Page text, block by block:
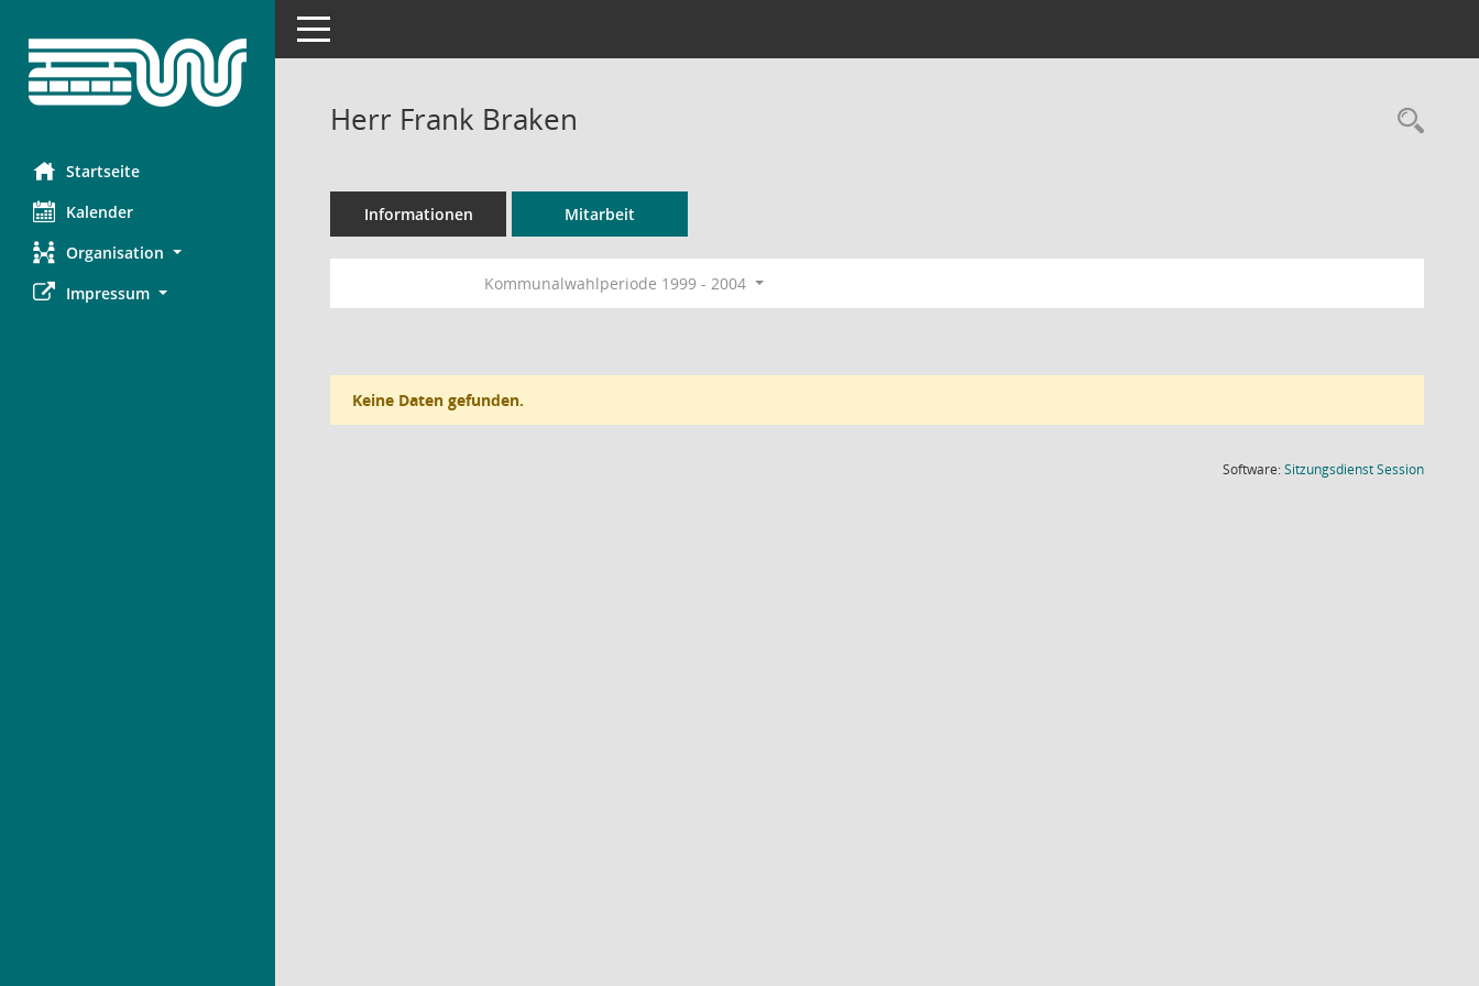
Startseite
Kalender
Organisation
Impressum
Toggle navigation
Herr Frank Braken
Informationen Mitarbeit
Kommunalwahlperiode 1999 - 2004
Keine Daten gefunden.
Software:SitzungsdienstSession(Wird in